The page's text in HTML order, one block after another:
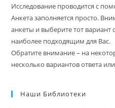
Исследование проводится с
Анкета заполняется просто.
анкеты и выберите тот вариант
наиболее подходящим для Вас.
Обратите внимание – на
несколько вариантов ответа
Наши Библиотеки